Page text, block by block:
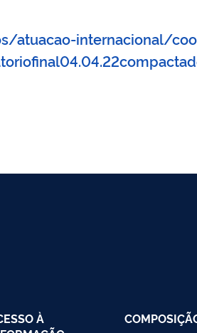
internacional/
À